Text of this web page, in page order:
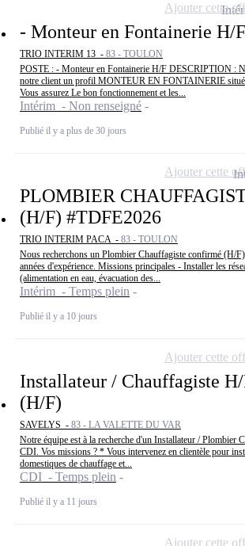
- Monteur en Fontainerie H/F
TRIO INTERIM 13 - 83 - TOULON
POSTE : - Monteur en Fontainerie H/F DESCRIPTION :
notre client un profil MONTEUR EN FONTAINERIE situé
Vous assurez Le bon fonctionnement et les...
Intérim - Non renseigné
Publié il y a plus de 30 jours
Ajouter cette
PLOMBIER
(H/F) #TDFE2026
TRIO INTERIM PACA - 83 - TOULON
Nous recherchons un Plombier Chauffagiste confirmé (H/
années d'expérience. Missions principales - Installer les
(alimentation en eau, évacuation des...
Intérim - Temps plein
Publié il y a 10 jours
Ajouter cette
Installateur / Chauffagiste
(H/F)
SAVELYS - 83 - LA VALETTE DU VAR
Notre équipe est à la recherche d'un Installateur / Plombier
CDI. Vos missions ? * Vous intervenez en clientèle pour
domestiques de chauffage et...
CDI - Temps plein
Publié il y a 11 jours
Ajouter cette
Ajouter cette